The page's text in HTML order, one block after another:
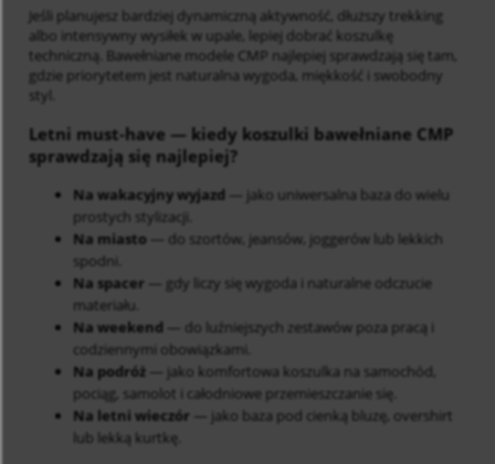
Jeśli planujesz bardziej dynamiczną aktywność, dłuższy trekking
albo intensywny wysiłek w upale, lepiej dobrać koszulkę
techniczną. Bawełniane modele CMP najlepiej sprawdzają się tam,
gdzie priorytetem jest naturalna wygoda, miękkość i swobodny
styl.
Letni must-have — kiedy koszulki bawełniane CMP
sprawdzają się najlepiej?
Na wakacyjny wyjazd — jako uniwersalna baza do wielu
prostych stylizacji.
Na miasto — do szortów, jeansów, joggerów lub lekkich
spodni.
Na spacer — gdy liczy się wygoda i naturalne odczucie
materiału.
Na weekend — do luźniejszych zestawów poza pracą i
codziennymi obowiązkami.
Na podróż — jako komfortowa koszulka na samochód,
pociąg, samolot i całodniowe przemieszczanie się.
Na letni wieczór — jako baza pod cienką bluzę, overshirt
lub lekką kurtkę.